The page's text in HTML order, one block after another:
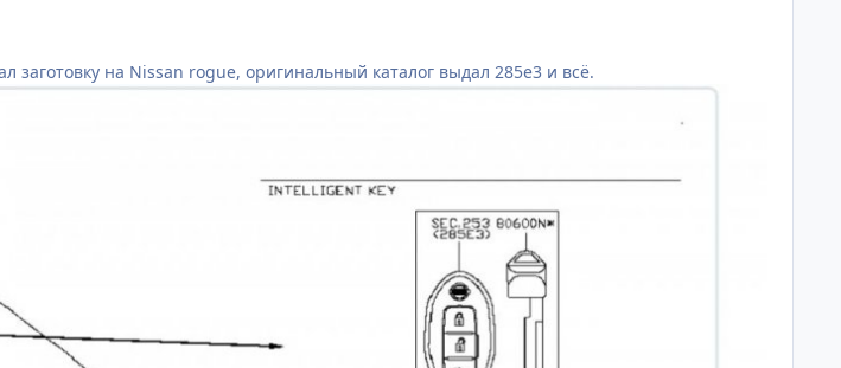
заготовку на Nissan rogue, оригинальный каталог выдал 285е3 и всё.